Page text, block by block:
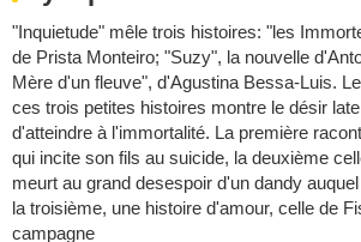
"Inquietude" mêle trois histoires: "les
de Prista Monteiro; "Suzy", la nouvelle
Mère d'un fleuve", d'Agustina Bessa-Luis.
ces trois petites histoires montre le désir
d'atteindre à l'immortalité. La première
qui incite son fils au suicide, la deuxième
meurt au grand desespoir d'un dandy
la troisième, une histoire d'amour, celle de
campagne